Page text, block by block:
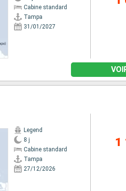
Cabine standard
Tampa
31/01/2027
Legend
8 j
Cabine standard
Tampa
27/12/2026
1